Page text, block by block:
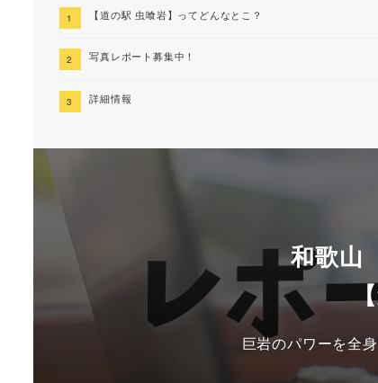
【道の駅 虫喰岩】ってどんなとこ？
写真レポート募集中！
詳細情報
和歌山
巨岩のパワーを全